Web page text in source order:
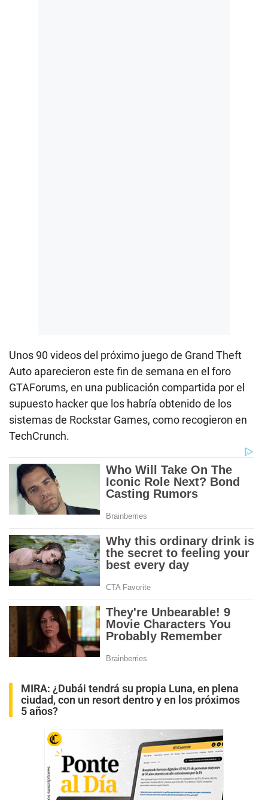
Unos 90 videos del próximo juego de Grand Theft
Auto aparecieron este fin de semana en el foro
GTAForums, en una publicación compartida por el
supuesto hacker que los habría obtenido de los
sistemas de Rockstar Games, como recogieron en
TechCrunch.
MIRA: ¿Dubái tendrá su propia Luna, en plena
ciudad, con un resort dentro y en los próximos
5 años?